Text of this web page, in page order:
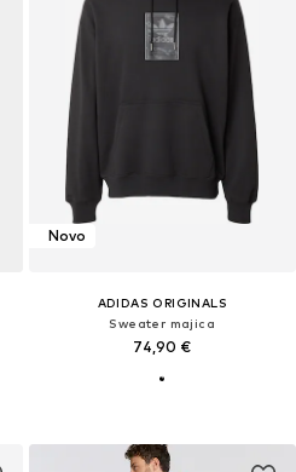
Novo
ADIDAS ORIGINALS
Sweater majica
74,90 €